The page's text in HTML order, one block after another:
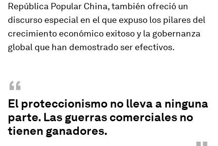
República Popular China, también ofreció un
discurso especial en el que expuso los pilares del
crecimiento económico exitoso y la gobernanza
global que han demostrado ser efectivos.
“
El proteccionismo no lleva a ninguna
parte. Las guerras comerciales no
tienen ganadores.